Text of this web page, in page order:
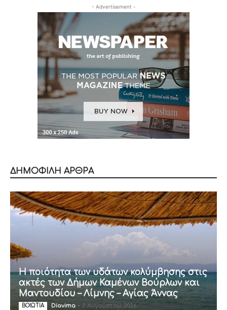
- Advertisement -
ΔΗΜΟΦΙΛΗ ΑΡΘΡΑ
Η ποιότητα των υδάτων κολύμβησης στις
ακτές των Δήμων Καμένων Βούρλων και
Μαντουδίου – Λίμνης – Αγίας Άννας
ΒΟΙΩΤΙΑ Diavima - 2 Αυγούστου, 2026